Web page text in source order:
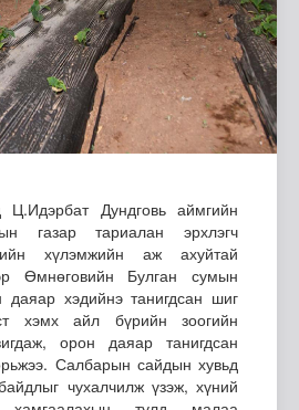
Дундговь аймгийн
газар тариалан эрхлэгч
хүлэмжийн аж ахуйтай
Өмнөговийн Булган сумын
хэдийнэ танигдсан шиг
хэмх айл бүрийн зоогийн
орон даяар танигдсан
Салбарын сайдын хувьд
чухалчилж үзэж, хүний